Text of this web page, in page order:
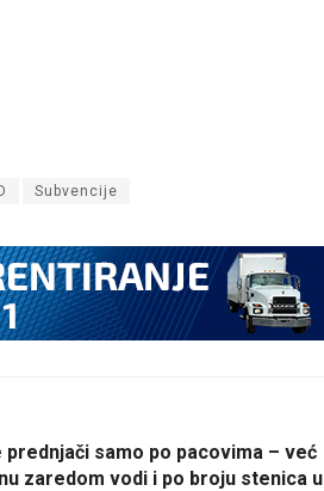
Subvencije
prednjači samo po pacovima – već
zaredom vodi i po broju stenica u